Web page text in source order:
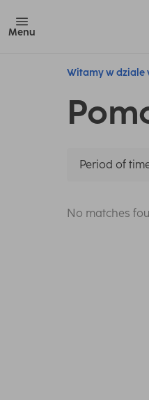
Menu
Witamy w dziale
Period of
No matches